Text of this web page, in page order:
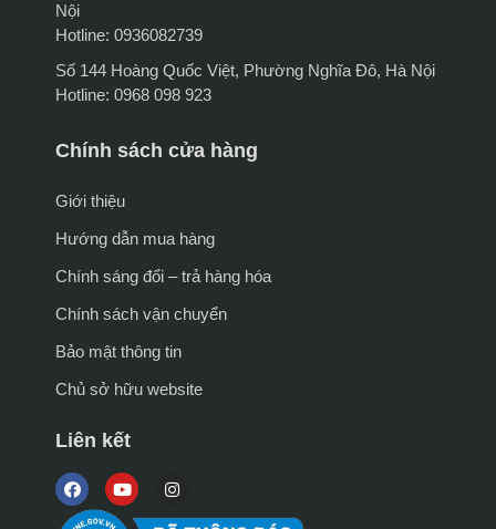
Nội
Hotline: 0936082739
Số 144 Hoàng Quốc Việt, Phường Nghĩa Đô, Hà Nội
Hotline: 0968 098 923
Chính sách cửa hàng
Giới thiệu
Hướng dẫn mua hàng
Chính sáng đổi – trả hàng hóa
Chính sách vận chuyển
Bảo mật thông tin
Chủ sở hữu website
Liên kết